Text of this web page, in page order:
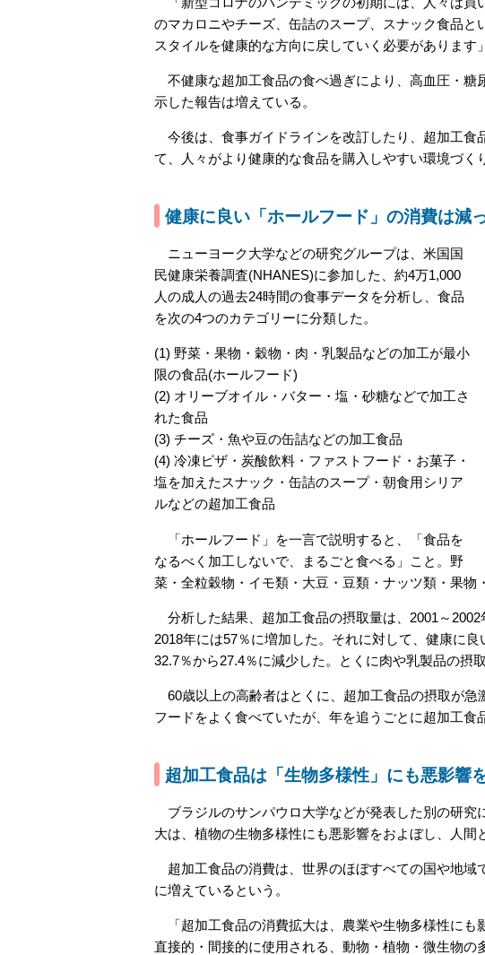
のマカロニやチーズ、缶詰のスープ、スナック食品
スタイルを健康的な方向に戻していく必要があります
不健康な超加工食品の食べ過ぎにより、高血圧・糖
示した報告は増えている。
今後は、食事ガイドラインを改訂したり、超加工食
て、人々がより健康的な食品を購入しやすい環境づく
健康に良い「ホールフード」の消費は減
ニューヨーク大学などの研究グループは、米国国
民健康栄養調査(NHANES)に参加した、約4万1,000
人の成人の過去24時間の食事データを分析し、食品
を次の4つのカテゴリーに分類した。
(1) 野菜・果物・穀物・肉・乳製品などの加工が最小
限の食品(ホールフード)
(2) オリーブオイル・バター・塩・砂糖などで加工さ
れた食品
(3) チーズ・魚や豆の缶詰などの加工食品
(4) 冷凍ピザ・炭酸飲料・ファストフード・お菓子・
塩を加えたスナック・缶詰のスープ・朝食用シリア
ルなどの超加工食品
「ホールフード」を一言で説明すると、「食品を
なるべく加工しないで、まるごと食べる」こと。野
菜・全粒穀物・イモ類・大豆・豆類・ナッツ類・果物
分析した結果、超加工食品の摂取量は、2001～
2018年には57％に増加した。それに対して、健康に
32.7％から27.4％に減少した。とくに肉や乳製品の摂
60歳以上の高齢者はとくに、超加工食品の摂取が
フードをよく食べていたが、年を追うごとに超加工食
超加工食品は「生物多様性」にも悪影響
ブラジルのサンパウロ大学などが発表した別の研究
大は、植物の生物多様性にも悪影響をおよぼし、人間
超加工食品の消費は、世界のほぼすべての国や地域
に増えているという。
「超加工食品の消費拡大は、農業や生物多様性にも
直接的・間接的に使用される、動物・植物・微生物